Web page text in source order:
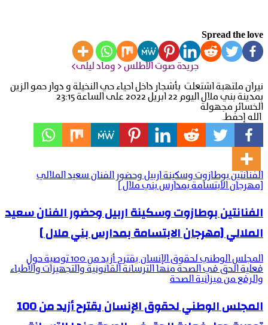
Spread the love
جريدة صوت الاطلس < وماد ليلى>
نيران ملتهبة اشتعلت بأشجار داخل احياء حي النخيلة و دوار حمو الزين
بمدينة بني ملال اليوم 22 ابريل 2022 على الساعة 23:15
الخسائر مجهولة
الله إحفط.
الفنانتين بوطازوت وسكينة اربيل وحضور الفنان سعيد الملالي
[مهرجان الابتسامة بمدارس بني ملال ]
الفنانتين بوطازوت وسكينة اربيل وحضور الفنان سعيد
الملالي [مهرجان الابتسامة بمدارس بني ملال ]
المجلس الوطني لحقوق الإنسان يقترح أزيد من 100 توصية حول
فعلية الحق في الصحة منها الترسانة القانونية والتجهيزات والأطباء
والرفع من ميزانية الصحة
المجلس الوطني لحقوق الإنسان يقترح أزيد من 100